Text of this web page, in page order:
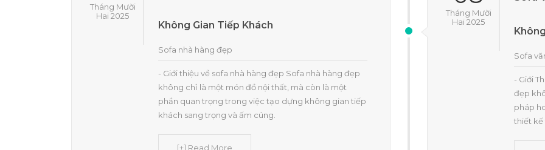
Tháng Mười
Hai 2025
Không Gian Tiếp Khách
Sofa nhà hàng đẹp
- Giới thiệu về sofa nhà hàng đẹp Sofa nhà hàng đẹp
không chỉ là một món đồ nội thất, mà còn là một
phần quan trọng trong việc tạo dựng không gian tiếp
khách sang trọng và ấm cúng.
[+] Read More
Tháng Mười
Hai 2025
Sofa
- Giới
đẹp
pháp
thiết kế